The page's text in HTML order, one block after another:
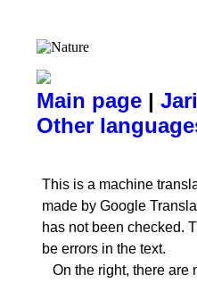
Main page |
Other
This is a machine
made by Google
has not been checked.
be errors in the text.
On the right, there are